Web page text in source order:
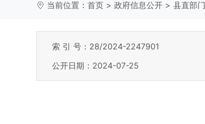
当前位置： 首页 > 政府信息公开 > 县直部门
索 引 号：28/2024-2247901
公开日期：2024-07-25